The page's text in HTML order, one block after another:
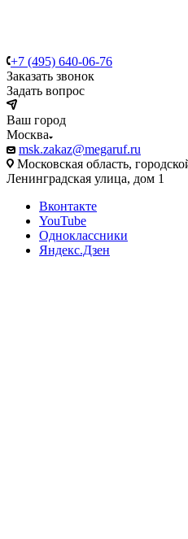
+7 (495) 640-06-76
Заказать звонок
Задать вопрос
Ваш город
Москва
msk.zakaz@megaruf.ru
Московская область,
Ленинградская улица, дом 1
Вконтакте
YouTube
Одноклассники
Яндекс.Дзен